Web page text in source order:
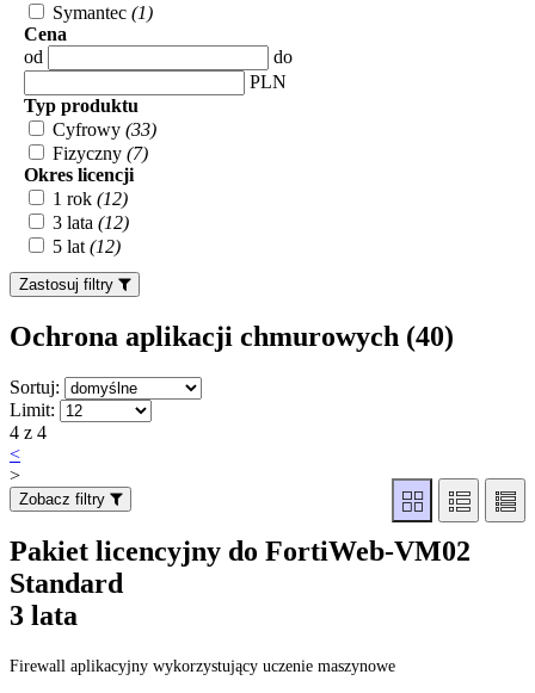
Symantec (1)
Cena
od
do
PLN
Typ produktu
Cyfrowy (33)
Fizyczny (7)
Okres licencji
1 rok (12)
3 lata (12)
5 lat (12)
Zastosuj filtry
Ochrona aplikacji chmurowych (40)
Sortuj:
Limit:
4 z 4
<
>
Zobacz filtry
Pakiet licencyjny do FortiWeb-VM02
Standard
3 lata
Firewall aplikacyjny wykorzystujący uczenie maszynowe